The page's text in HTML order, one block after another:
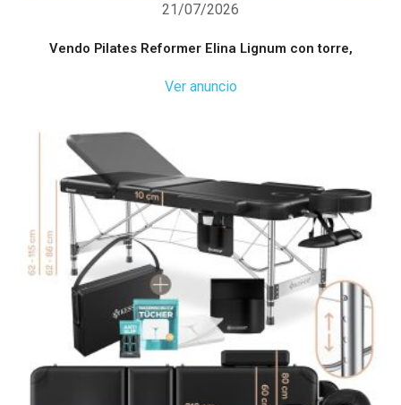
21/07/2026
Vendo Pilates Reformer Elina Lignum con torre,
Ver anuncio